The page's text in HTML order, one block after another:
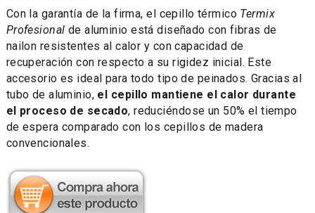
Con la garantía de la firma, el cepillo térmico Termix
Profesional de aluminio está diseñado con fibras de
nailon resistentes al calor y con capacidad de
recuperación con respecto a su rigidez inicial. Este
accesorio es ideal para todo tipo de peinados. Gracias al
tubo de aluminio, el cepillo mantiene el calor durante
el proceso de secado, reduciéndose un 50% el tiempo
de espera comparado con los cepillos de madera
convencionales.